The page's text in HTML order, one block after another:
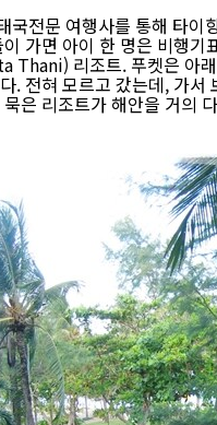
국전문 여행사를 통해 타
가면 아이 한 명은 비행
Thani) 리조트. 푸켓은 아
. 전혀 모르고 갔는데, 가
은 리조트가 해안을 거의